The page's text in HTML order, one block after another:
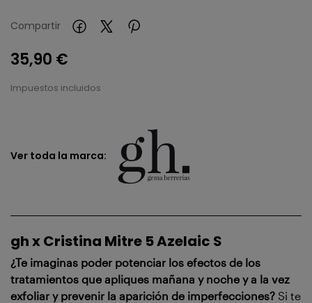
Compartir
35,90 €
Impuestos incluidos
Ver toda la marca:
gh x Cristina Mitre 5 Azelaic S
¿Te imaginas poder potenciar los efectos de los
tratamientos que apliques mañana y noche y a la vez
exfoliar y prevenir la aparición de imperfecciones? Si te